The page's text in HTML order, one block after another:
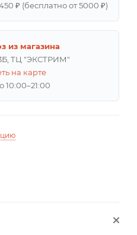
₽ (бесплатно от 5000 ₽)
из магазина
ТЦ "ЭКСТРИМ"
на карте
10:00–21:00